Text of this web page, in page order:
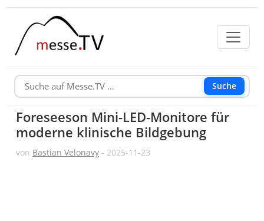
Suche
Foreseeson Mini-LED-Monitore für
moderne klinische Bildgebung
von Bastian Velonavy - 2025-11-23